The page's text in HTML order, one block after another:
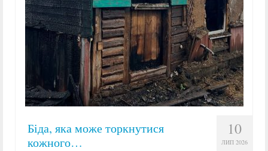
10
ЛИП 2026
Біда, яка може торкнутися
кожного…